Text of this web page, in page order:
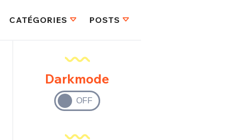
CATÉGORIES POSTS
Darkmode